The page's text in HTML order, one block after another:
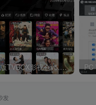
2024最新版TVBOX影视仓v5.0.25脱壳解密版 已去除弹窗提示及顶部提示 可内置tvbox仓库接口 内附三个修改版本
发